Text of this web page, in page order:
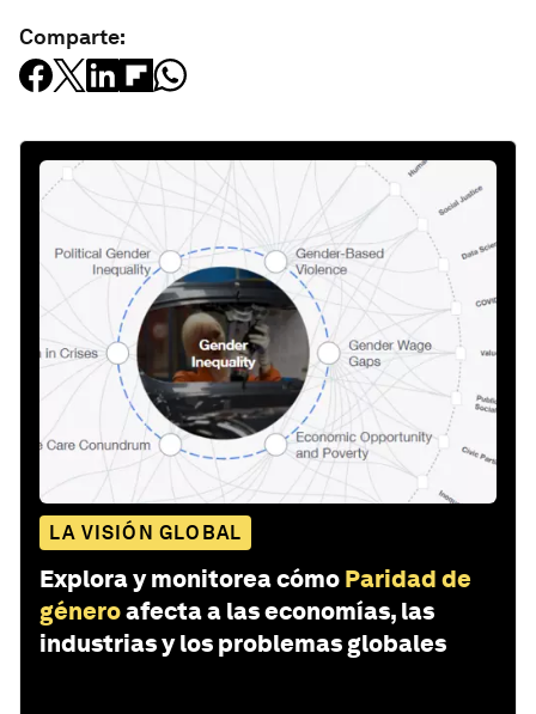
Comparte:
LA VISIÓN GLOBAL
Explora y monitorea cómo Paridad de
géneroafecta a las economías, las
industrias y los problemas globales